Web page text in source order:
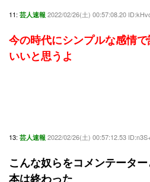
11: 芸人速報 2022/02/26(土) 00:57:08.20
今の時代にシンプルな感情
いいと思うよ
13: 芸人速報 2022/02/26(土) 00:57:12.53
こんな奴らをコメンテータ
本は終わった